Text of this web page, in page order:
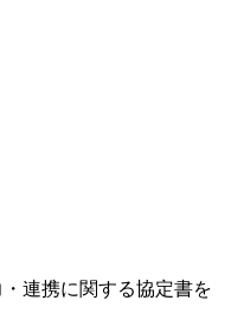
連携に関する協定書を